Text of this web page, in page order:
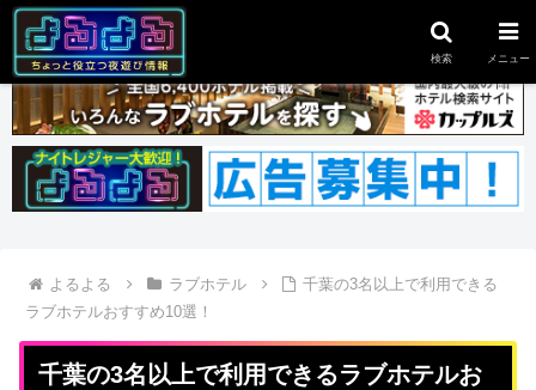
よるよる ラブホテル
千葉の3名以上で利用できる
ラブホテルおすすめ10選！
千葉の3名以上で利用できるラブホテルお
検索 メニュー